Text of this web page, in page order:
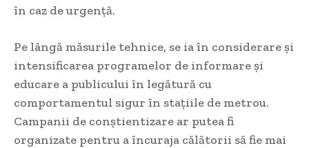
în caz de urgență.
Pe lângă măsurile tehnice, se ia în considerare și
intensificarea programelor de informare și
educare a publicului în legătură cu
comportamentul sigur în stațiile de metrou.
Campanii de conștientizare ar putea fi
organizate pentru a încuraja călătorii să fie mai